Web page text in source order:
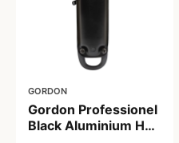
GORDON
Gordon Professionel
Black Aluminium Hair